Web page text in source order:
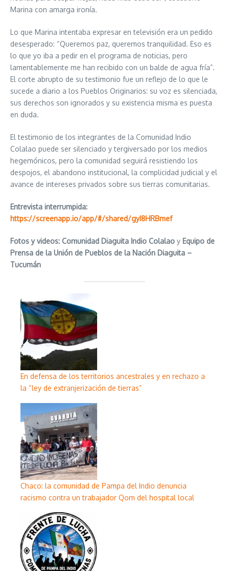
Marina con amarga ironía.
Lo que Marina intentaba expresar en televisión era un pedido
desesperado: “Queremos paz, queremos tranquilidad. Eso es
lo que yo iba a pedir en el programa de noticias, pero
lamentablemente me han recibido con un balde de agua fría”.
El corte abrupto de su testimonio fue un reflejo de lo que le
sucede a diario a los Pueblos Originarios: su voz es silenciada,
sus derechos son ignorados y su existencia misma es puesta
en duda.
El testimonio de los integrantes de la Comunidad Indio
Colalao puede ser silenciado y tergiversado por los medios
hegemónicos, pero la comunidad seguirá resistiendo los
despojos, el abandono institucional, la complicidad judicial y el
avance de intereses privados sobre sus tierras comunitarias.
Entrevista interrumpida:
https://screenapp.io/app/#/shared/gyI8HRBmef
Fotos y videos: Comunidad Diaguita Indio Colalao y Equipo de
Prensa de la Unión de Pueblos de la Nación Diaguita –
Tucumán
En defensa de los territorios ancestrales y en rechazo a
la “ley de extranjerización de tierras”
Chaco: la comunidad de Pampa del Indio denuncia
racismo contra un trabajador Qom del hospital local